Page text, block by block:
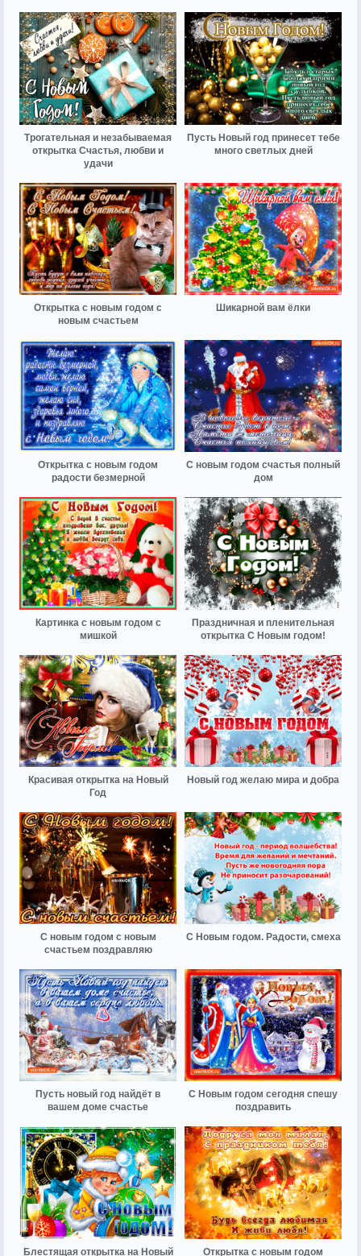
Трогательная и незабываемая
открытка Счастья, любви и
удачи
Пусть Новый год принесет тебе
много светлых дней
Открытка с новым годом с
новым счастьем
Шикарной вам ёлки
Открытка с новым годом
радости безмерной
С новым годом счастья полный
дом
Картинка с новым годом с
мишкой
Праздничная и пленительная
открытка С Новым годом!
Красивая открытка на Новый
Год
Новый год желаю мира и добра
С новым годом с новым
счастьем поздравляю
С Новым годом. Радости, смеха
Пусть новый год найдёт в
вашем доме счастье
С Новым годом сегодня спешу
поздравить
Блестящая открытка на Новый Открытка с новым годом